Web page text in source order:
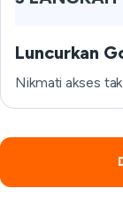
Luncurkan
Nikmati akses